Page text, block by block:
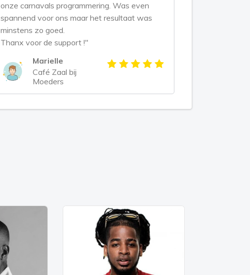
onze carnavals programmering. Was even
spannend voor ons maar het resultaat was
minstens zo goed.
Thanx voor de support !"
Marielle
Café Zaal bij
Moeders